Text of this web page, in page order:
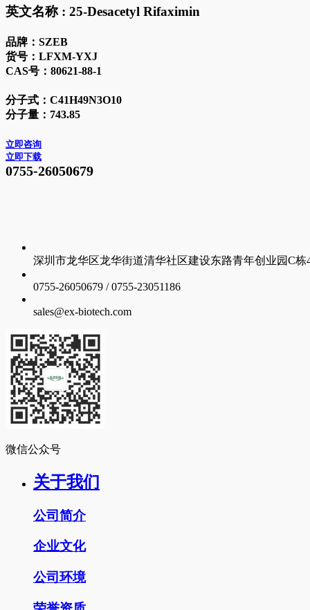
英文名称 : 25-Desacetyl Rifaximin
品牌： SZEB
货号： LFXM-YXJ
CAS号： 80621-88-1
分子式： C41H49N3O10
分子量： 743.85
立即咨询
立即下载
0755-26050679
深圳市龙华区龙华街道清华社区建设东路青年创业园C栋
0755-26050679 / 0755-23051186
sales@ex-biotech.com
微信公众号
关于我们
公司简介
企业文化
公司环境